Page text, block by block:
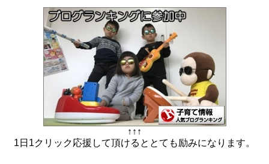
↑↑↑
1日1クリック応援して頂けるととても励みになります。